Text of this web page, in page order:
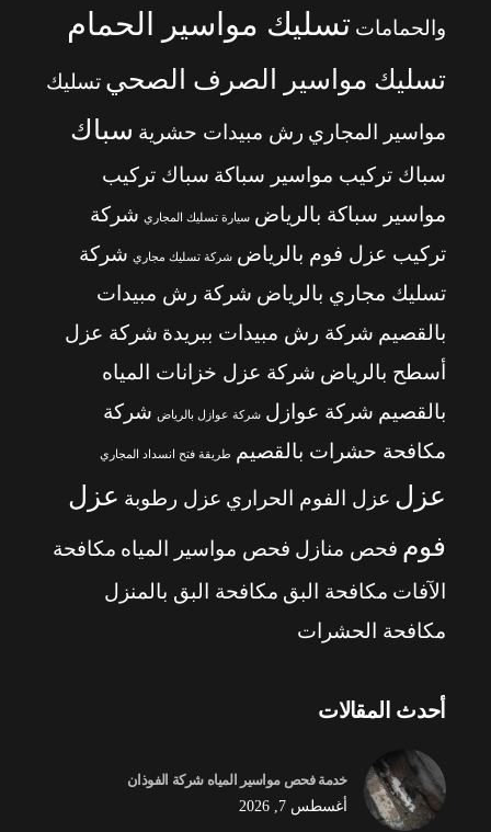
والحمامات تسليك مواسير الحمام
تسليك مواسير الصرف الصحي تسليك
مواسير المجاري رش مبيدات حشرية سباك
سباك تركيب مواسير سباكة سباك تركيب
مواسير سباكة بالرياض سيارة تسليك المجاري شركة
تركيب عزل فوم بالرياض شركة تسليك مجاري شركة
تسليك مجاري بالرياض شركة رش مبيدات
بالقصيم شركة رش مبيدات ببريدة شركة عزل
أسطح بالرياض شركة عزل خزانات المياه
بالقصيم شركة عوازل شركة عوازل بالرياض شركة
مكافحة حشرات بالقصيم
طريقة فتح انسداد المجاري
عزل عزل الفوم الحراري عزل رطوبة عزل
فوم فحص منازل فحص مواسير المياه مكافحة
الآفات مكافحة البق مكافحة البق بالمنزل
مكافحة الحشرات
أحدث المقالات
خدمة فحص مواسير المياه شركة الفوذان
أغسطس 7, 2026